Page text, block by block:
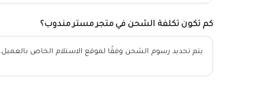
كم تكون تكلفة الشحن في متجر مستر مندوب؟
يتم تحديد رسوم الشحن وفقًا لموقع الاستلام الخاص بالعميل.